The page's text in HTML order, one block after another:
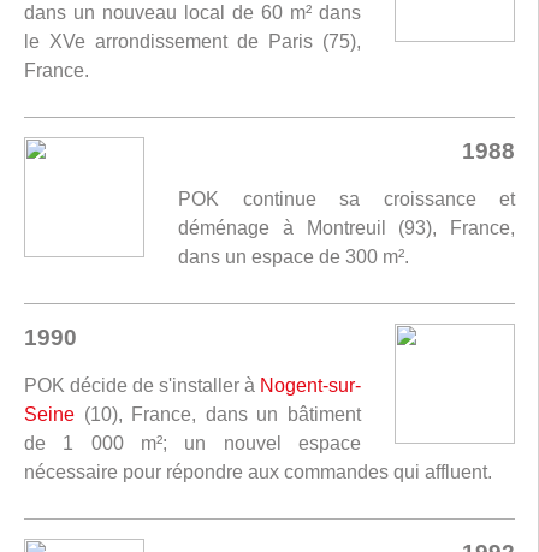
dans un nouveau local de 60 m² dans
le XVe arrondissement de Paris (75),
France.
1988
POK continue sa croissance et
déménage à Montreuil (93), France,
dans un espace de 300 m².
1990
POK décide de s'installer à Nogent-sur-
Seine (10), France, dans un bâtiment
de 1 000 m²; un nouvel espace
nécessaire pour répondre aux commandes qui affluent.